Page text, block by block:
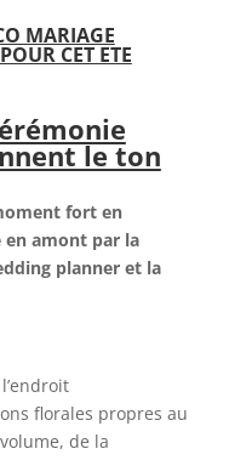
MARIAGE
CET ETE
le ton
fort en
amont par la
planner et la
florales propres au
de la